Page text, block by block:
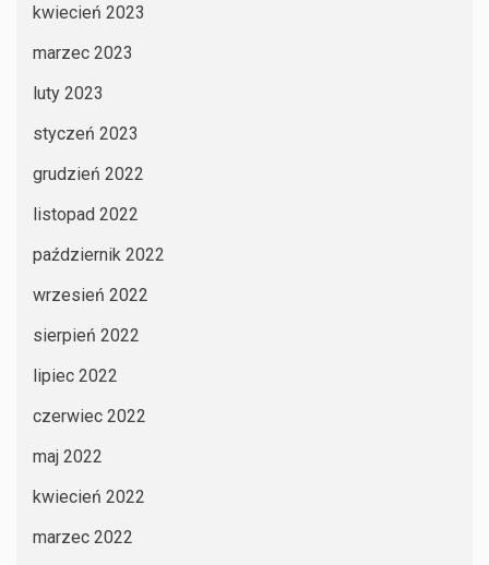
kwiecień 2023
marzec 2023
luty 2023
styczeń 2023
grudzień 2022
listopad 2022
październik 2022
wrzesień 2022
sierpień 2022
lipiec 2022
czerwiec 2022
maj 2022
kwiecień 2022
marzec 2022